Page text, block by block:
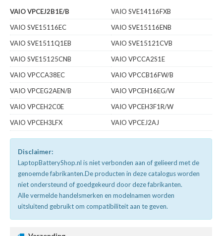
VAIO VPCEJ2B1E/B
VAIO SVE14116FXB
VAIO SVE15116EC
VAIO SVE15116ENB
VAIO SVE1511Q1EB
VAIO SVE15121CVB
VAIO SVE15125CNB
VAIO VPCCA2S1E
VAIO VPCCA38EC
VAIO VPCCB16FW/B
VAIO VPCEG2AEN/B
VAIO VPCEH16EG/W
VAIO VPCEH2C0E
VAIO VPCEH3F1R/W
VAIO VPCEH3LFX
VAIO VPCEJ2AJ
Disclaimer:
LaptopBatteryShop.nl is niet verbonden aan of gelieerd met de
genoemde fabrikanten.De producten in deze catalogus worden
niet ondersteund of goedgekeurd door deze fabrikanten.
Alle vermelde handelsmerken en modelnamen worden
uitsluitend gebruikt om compatibiliteit aan te geven.